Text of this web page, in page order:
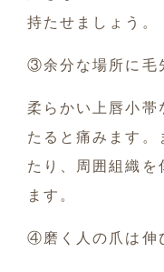
持たせましょう。
③余分な場所に毛
柔らかい上唇小帯
たると痛みます。
たり、周囲組織を
ます。
④磨く人の爪は伸